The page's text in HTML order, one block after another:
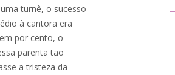
turnê, o sucesso
à cantora era
por cento, o
parenta tão
a tristeza da